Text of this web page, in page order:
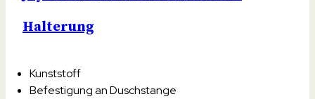
Halterung
Kunststoff
Befestigung an Duschstange